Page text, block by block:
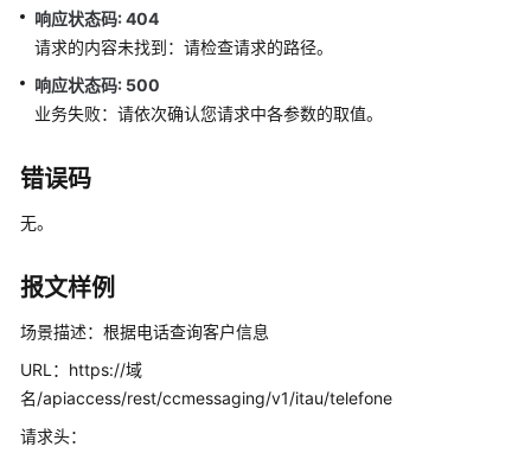
询
客
信
息
（chat_itau_contextos）
据
响应状态码: 404
请求的内容未找到：请检查请求的路径。
响应状态码: 500
业务失败：请依次确认您请求中各参数的取值。
错误码
无。
报文样例
场景描述：根据电话查询客户信息
URL：https://域
名/apiaccess/rest/ccmessaging/v1/itau/telefone
请求头：